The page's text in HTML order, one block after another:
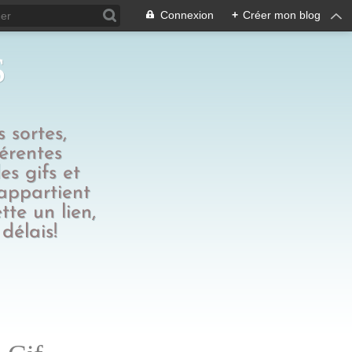
Connexion + Créer mon blog
sortes,
gifs et
un lien,